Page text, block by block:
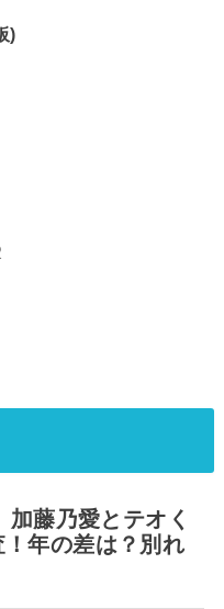
)
加藤乃愛とテオく
年の差は？別れ